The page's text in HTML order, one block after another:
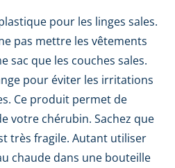
pour les linges sales.
pas mettre les vêtements
sac que les couches sales.
pour éviter les irritations
Ce produit permet de
votre chérubin. Sachez que
très fragile. Autant utiliser
chaude dans une bouteille